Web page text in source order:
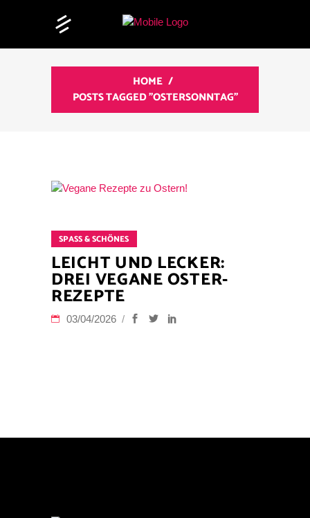
HOME /
POSTS TAGGED "OSTERSONNTAG"
SPASS & SCHÖNES
LEICHT UND LECKER:
DREI VEGANE OSTER-
REZEPTE
03/04/2026